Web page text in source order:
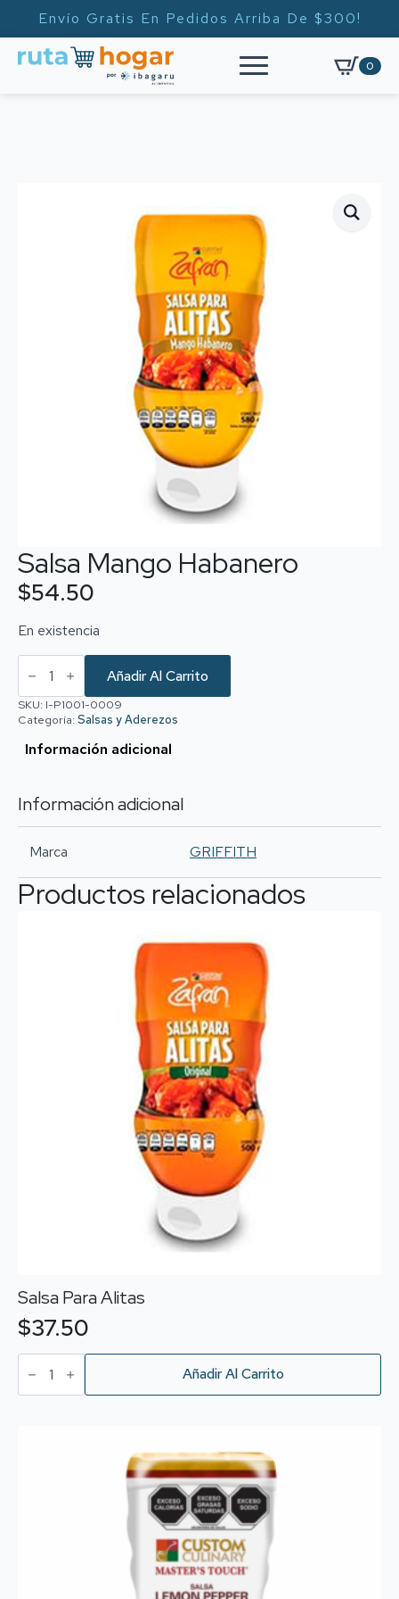
Envío Gratis En Pedidos Arriba De $300!
0
Salsa Mango Habanero
$54.50
En existencia
Salsa
Mango
cantidad
Añadir Al Carrito
SKU: I-P1001-0009
Categoría: Salsas y Aderezos
Información adicional
Información adicional
Marca GRIFFITH
Productos relacionados
Salsa Para Alitas
$37.50
Salsa
Para Añadir Al Carrito